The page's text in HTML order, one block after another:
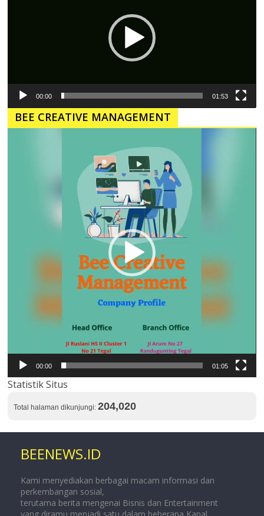
00:00 01:53
BEE CREATIVE MANAGEMENT
00:00 01:05
Statistik Situs
Total halaman dikunjungi:204,020
BEENEWS.ID
Kami menyediakan berbagai macam informasi dan
perkembangan sosial,
terutama berita mengenai Bisnis dan Entertainment
yang diramu menjadi satu dalam beberapa Kanal.